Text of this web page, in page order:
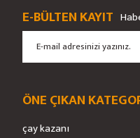
E-BÜLTEN KAYIT
ÖNE ÇIKAN
çay kazanı